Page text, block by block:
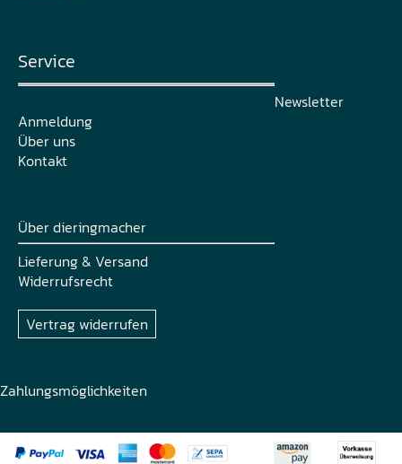
Service
Newsletter
Anmeldung
Über uns
Kontakt
Über dieringmacher
Lieferung & Versand
Widerrufsrecht
Vertrag widerrufen
Zahlungsmöglichkeiten